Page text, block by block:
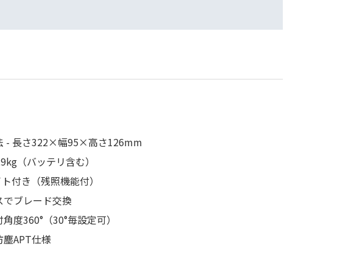
- 長さ322×幅95×高さ126mm
（バッテリ含む）
付き（残照機能付）
でブレード交換
度360°（30°毎設定可）
塵APT仕様